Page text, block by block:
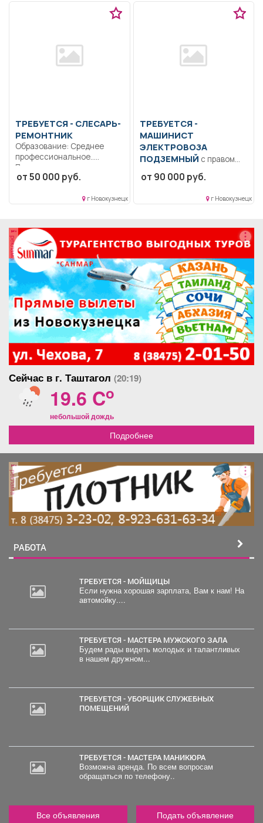
ТРЕБУЕТСЯ - СЛЕСАРЬ-
РЕМОНТНИК
Образование: Среднее
профессиональное..
Проводить техническое
обслуживание
от 50 000 руб.
г Новокузнецк
ТРЕБУЕТСЯ -
МАШИНИСТ
ЭЛЕКТРОВОЗА
ПОДЗЕМНЫЙ с правом
Образование: Среднее
Ответственность..
от 90 000 руб.
г Новокузнецк
реклама
Сейчас в г. Таштагол (20:19)
19.6 Co
небольшой дождь
Подробнее
реклама
РАБОТА
ТРЕБУЕТСЯ - МОЙЩИЦЫ
Если нужна хорошая зарплата, Вам к нам! На
автомойку....
ТРЕБУЕТСЯ - МАСТЕРА МУЖСКОГО ЗАЛА
Будем рады видеть молодых и талантливых
в нашем дружном...
ТРЕБУЕТСЯ - УБОРЩИК СЛУЖЕБНЫХ
ПОМЕЩЕНИЙ
ТРЕБУЕТСЯ - МАСТЕРА МАНИКЮРА
Возможна аренда. По всем вопросам
обращаться по телефону..
Все объявления Подать объявление